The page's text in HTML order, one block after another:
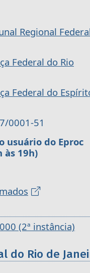
Regional
Federal do Rio
Federal do
0001-51
usuário do Eproc
às 19h)
(2ª instância)
do Rio de